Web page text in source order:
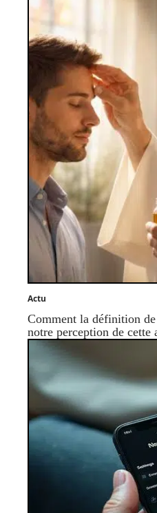
Actu
Comment la définition
notre perception de cette